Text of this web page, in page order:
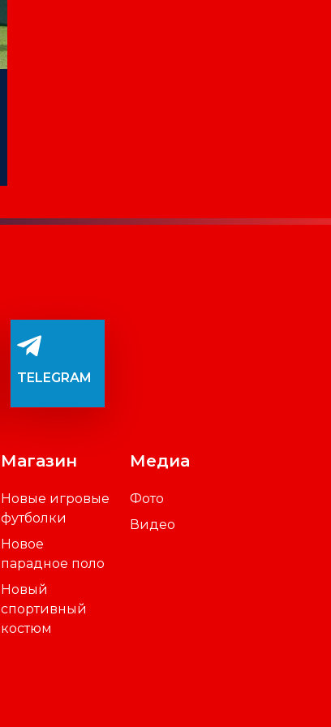
TELEGRAM
Магазин
Новые игровые
футболки
Новое
парадное поло
Новый
спортивный
костюм
Медиа
Фото
Видео